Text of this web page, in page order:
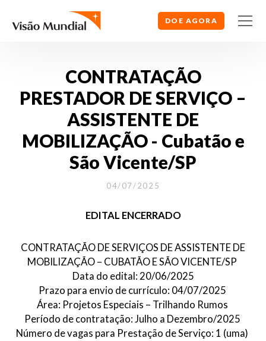
DOE AGORA
CONTRATAÇÃO
PRESTADOR DE SERVIÇO –
ASSISTENTE DE
MOBILIZAÇÃO - Cubatão e
São Vicente/SP
04/07/2025
EDITAL ENCERRADO
CONTRATAÇÃO DE SERVIÇOS DE ASSISTENTE DE
MOBILIZAÇÃO – CUBATÃO E SÃO VICENTE/SP
Data do edital: 20/06/2025
Prazo para envio de currículo: 04/07/2025
Área: Projetos Especiais – Trilhando Rumos
Período de contratação: Julho a Dezembro/2025
Número de vagas para Prestação de Serviço: 1 (uma)